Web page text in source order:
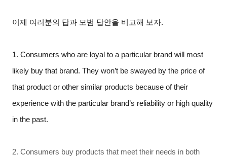
이제 여러분의 답과 모범 답안을 비교해 보자.
1. Consumers who are loyal to a particular brand will most
likely buy that brand. They won’t be swayed by the price of
that product or other similar products because of their
experience with the particular brand’s reliability or high quality
in the past.
2. Consumers buy products that meet their needs in both